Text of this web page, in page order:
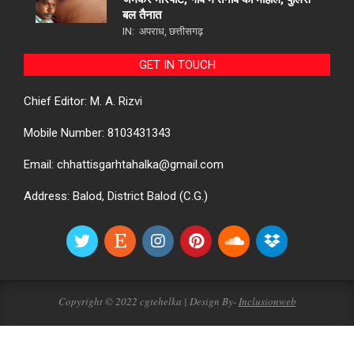
बल तैनात
IN: अपराध छत्तीसगढ़
GET IN TOUCH
Chief Editor: M. A. Rizvi
Mobile Number: 8103431343
Email: chhattisgarhtahalka@gmail.com
Address: Balod, District Balod (C.G.)
Copyright © 2022 cgtehelka | Design By-Inclusionweb